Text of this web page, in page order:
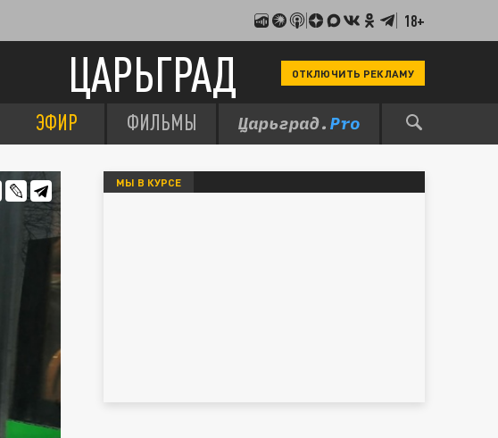
18+
ЦАРЬГРАД ОТКЛЮЧИТЬ РЕКЛАМУ
ЭФИР ФИЛЬМЫ
МЫ В КУРСЕ